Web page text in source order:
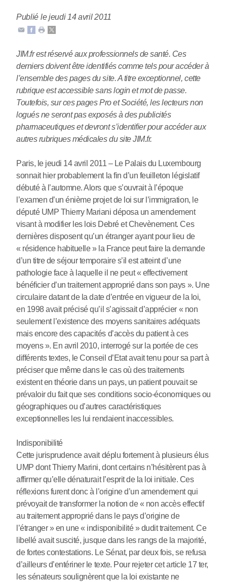
Publié le jeudi 14 avril 2011
JIM.fr est réservé aux professionnels de santé. Ces
derniers doivent être identifiés comme tels pour accéder à
l’ensemble des pages du site. A titre exceptionnel, cette
rubrique est accessible sans login et mot de passe.
Toutefois, sur ces pages Pro et Société, les lecteurs non
logués ne seront pas exposés à des publicités
pharmaceutiques et devront s’identifier pour accéder aux
autres rubriques médicales du site JIM.fr.
Paris, le jeudi 14 avril 2011 – Le Palais du Luxembourg
sonnait hier probablement la fin d’un feuilleton législatif
débuté à l’automne. Alors que s’ouvrait à l’époque
l’examen d’un énième projet de loi sur l’immigration, le
député UMP Thierry Mariani déposa un amendement
visant à modifier les lois Debré et Chevènement. Ces
dernières disposent qu’un étranger ayant pour lieu de
« résidence habituelle » la France peut faire la demande
d’un titre de séjour temporaire s’il est atteint d’une
pathologie face à laquelle il ne peut « effectivement
bénéficier d’un traitement approprié dans son pays ». Une
circulaire datant de la date d’entrée en vigueur de la loi,
en 1998 avait précisé qu’il s’agissait d’apprécier « non
seulement l’existence des moyens sanitaires adéquats
mais encore des capacités d’accès du patient à ces
moyens ». En avril 2010, interrogé sur la portée de ces
différents textes, le Conseil d’Etat avait tenu pour sa part à
préciser que même dans le cas où des traitements
existent en théorie dans un pays, un patient pouvait se
prévaloir du fait que ses conditions socio-économiques ou
géographiques ou d’autres caractéristiques
exceptionnelles les lui rendaient inaccessibles.
Indisponibilité
Cette jurisprudence avait déplu fortement à plusieurs élus
UMP dont Thierry Marini, dont certains n’hésitèrent pas à
affirmer qu’elle dénaturait l’esprit de la loi initiale. Ces
réflexions furent donc à l’origine d’un amendement qui
prévoyait de transformer la notion de « non accès effectif
au traitement approprié dans le pays d’origine de
l’étranger » en une « indisponibilité » dudit traitement. Ce
libellé avait suscité, jusque dans les rangs de la majorité,
de fortes contestations. Le Sénat, par deux fois, se refusa
d’ailleurs d’entériner le texte. Pour rejeter cet article 17 ter,
les sénateurs soulignèrent que la loi existante ne